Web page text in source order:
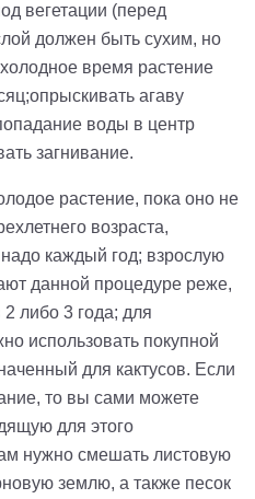
вегетации (перед
должен быть сухим, но
время растение
агаву
воды в центр
загнивание.
растение, пока оно не
возраста,
каждый год; взрослую
данной процедуре реже,
2 либо 3 года; для
использовать покупной
для кактусов. Если
то вы сами можете
для этого
нужно смешать листовую
землю, а также песок